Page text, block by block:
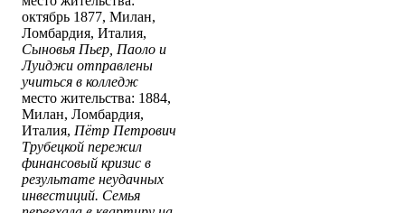
октябрь 1877, Милан,
Ломбардия, Италия,
Сыновья Пьер, Паоло и
Луиджи отправлены
учиться в колледж
место жительства: 1884,
Милан, Ломбардия,
Италия, Пётр Петрович
Трубецкой пережил
финансовый кризис в
результате неудачных
инвестиций. Семья